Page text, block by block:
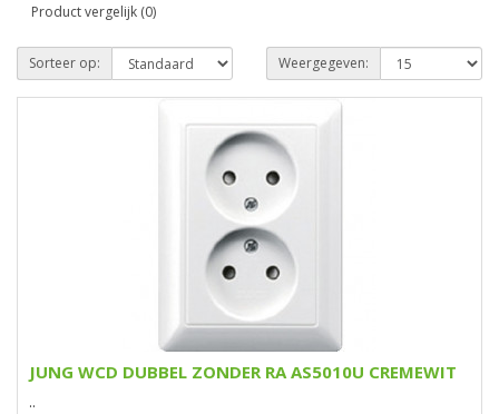
Product vergelijk (0)
Sorteer op: Weergegeven:
JUNG WCD DUBBEL ZONDER RA AS5010U CREMEWIT
..